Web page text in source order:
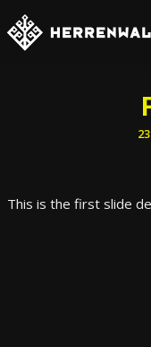
This is the first slide